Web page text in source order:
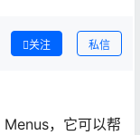
关注 私信
，它可以帮